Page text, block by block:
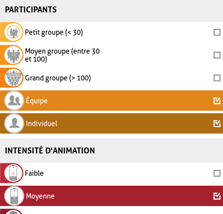
PARTICIPANTS
Petit groupe (< 30)
Moyen groupe (entre 30
et 100)
Grand groupe (> 100)
Équipe
Individuel
INTENSITÉ D'ANIMATION
Faible
Moyenne